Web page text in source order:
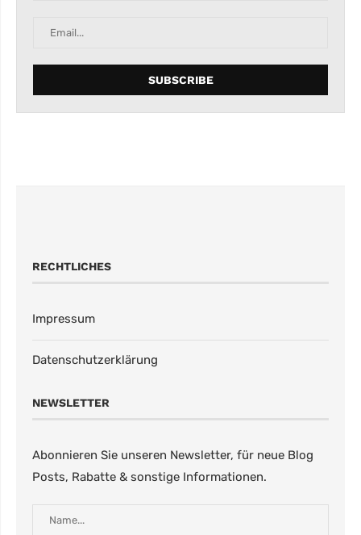
RECHTLICHES
Impressum
Datenschutzerklärung
NEWSLETTER
Abonnieren Sie unseren Newsletter, für neue Blog
Posts, Rabatte & sonstige Informationen.